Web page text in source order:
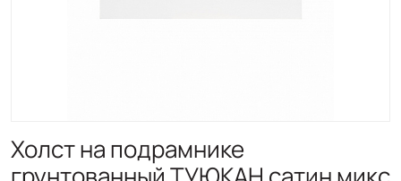
Холст на подрамнике